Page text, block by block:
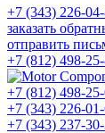
+7 (343) 226-
заказать
отправить
+7 (812) 498-
+7 (812) 498-
+7 (343) 226-
+7 (343) 237-